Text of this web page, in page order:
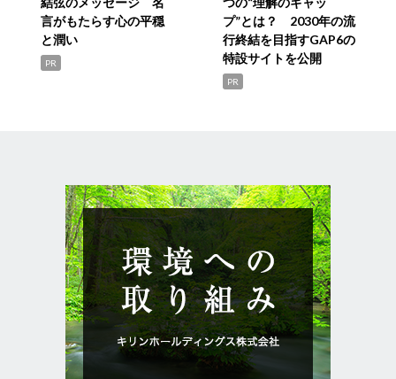
言がもたらす心の平穏
と潤い
PR
プ”とは？ 2030年の流
行終結を目指すGAP6の
特設サイトを公開
PR